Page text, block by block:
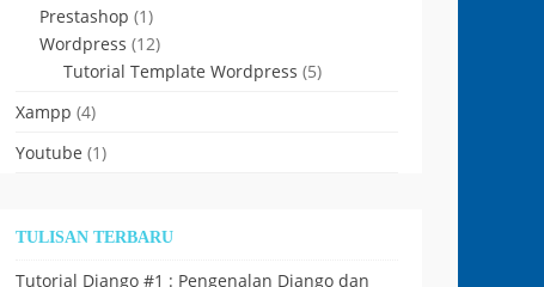
Prestashop (1)
Wordpress (12)
Tutorial Template Wordpress (5)
Xampp (4)
Youtube (1)
TULISAN TERBARU
Tutorial Django #1 : Pengenalan Django dan